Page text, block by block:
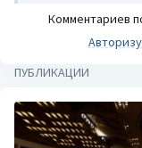
Комментариев
ПУБЛИКАЦИИ